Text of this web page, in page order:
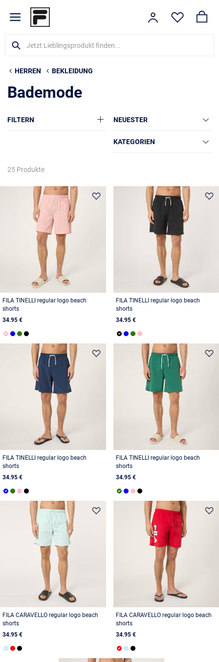
HERREN BEKLEIDUNG
Bademode
FILTERN NEUESTER
KATEGORIEN
25 Produkte
FILA TINELLI regular logo beach
shorts
34.95 €
FILA TINELLI regular logo beach
shorts
34.95 €
FILA TINELLI regular logo beach
shorts
34.95 €
FILA TINELLI regular logo beach
shorts
34.95 €
FILA CARAVELLO regular logo beach
shorts
34.95 €
FILA CARAVELLO regular logo beach
shorts
34.95 €